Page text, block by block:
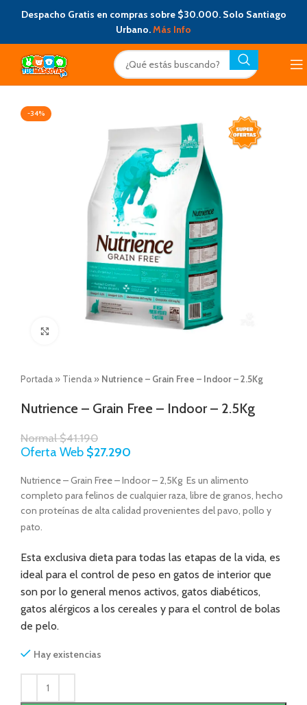
Despacho Gratis en compras sobre $30.000. Solo Santiago
Urbano.Más Info
-34%
Portada » Tienda » Nutrience – Grain Free – Indoor – 2.5Kg
Nutrience – Grain Free – Indoor – 2.5Kg
Normal$41.190
Oferta Web $27.290
Nutrience – Grain Free – Indoor – 2,5Kg Es un alimento
completo para felinos de cualquier raza, libre de granos, hecho
con proteínas de alta calidad provenientes del pavo, pollo y
pato.
Esta exclusiva dieta para todas las etapas de la vida, es
ideal para el control de peso en gatos de interior que
son por lo general menos activos, gatos diabéticos,
gatos alérgicos a los cereales y para el control de bolas
de pelo.
Hay existencias